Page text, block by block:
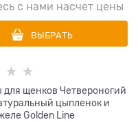
с нами насчет цены
ВЫБРАТЬ
для щенков Четвероногий
цыпленок и
Golden Line